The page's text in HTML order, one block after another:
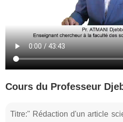
Cours du Professeur
Titre:" Rédaction d'un article